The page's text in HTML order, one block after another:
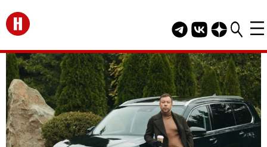
Перейти на главную
Telegram канал
Группа HELLO
Канал